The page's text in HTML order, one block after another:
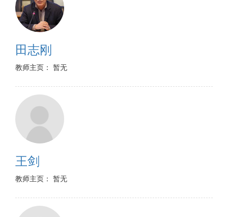
田志刚
教师主页： 暂无
王剑
教师主页： 暂无